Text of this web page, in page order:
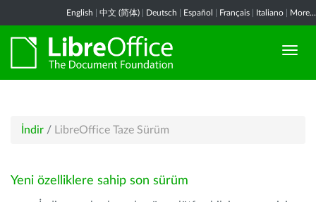
English 中文 (简体) Deutsch Español Français Italiano More...
İndir / LibreOffice Taze Sürüm
Yeni özelliklere sahip son sürüm